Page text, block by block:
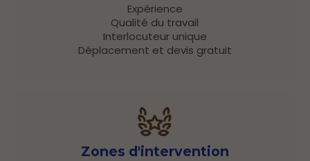
Expérience
Qualité du travail
Interlocuteur unique
Déplacement et devis gratuit
Zones d'intervention